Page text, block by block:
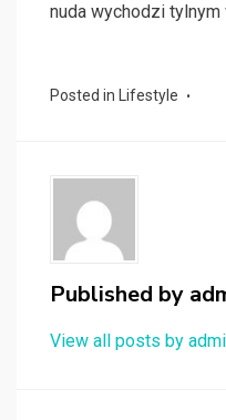
nuda wychodzi tylnym
Posted in Lifestyle
Published by
View all posts by